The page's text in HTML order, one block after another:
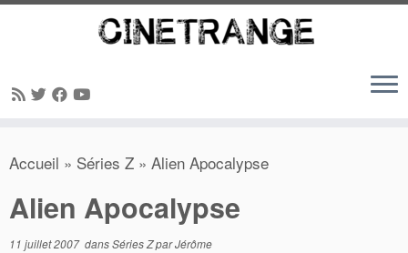
auAccueil » Séries Z » Alien Apocalypse
Alien Apocalypse
11 juillet 2007dansSéries ZparJérôme